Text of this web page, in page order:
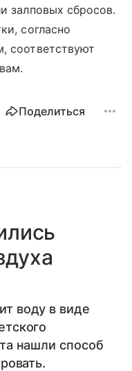
залповых сбросов.
согласно
соответствуют
Поделиться
воду в виде
нашли способ